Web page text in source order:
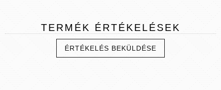
TERMÉK ÉRTÉKELÉSEK
ÉRTÉKELÉS BEKÜLDÉSE